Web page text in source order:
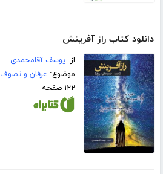
دانلود کتاب راز آفرینش
از:یوسف آقامحمدی
موضوع: عرفان و تصوف
۱۲۲ صفحه